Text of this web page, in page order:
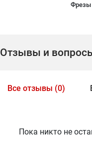
Фрезы
Отзывы и
Все отзывы (0)
Пока никто не